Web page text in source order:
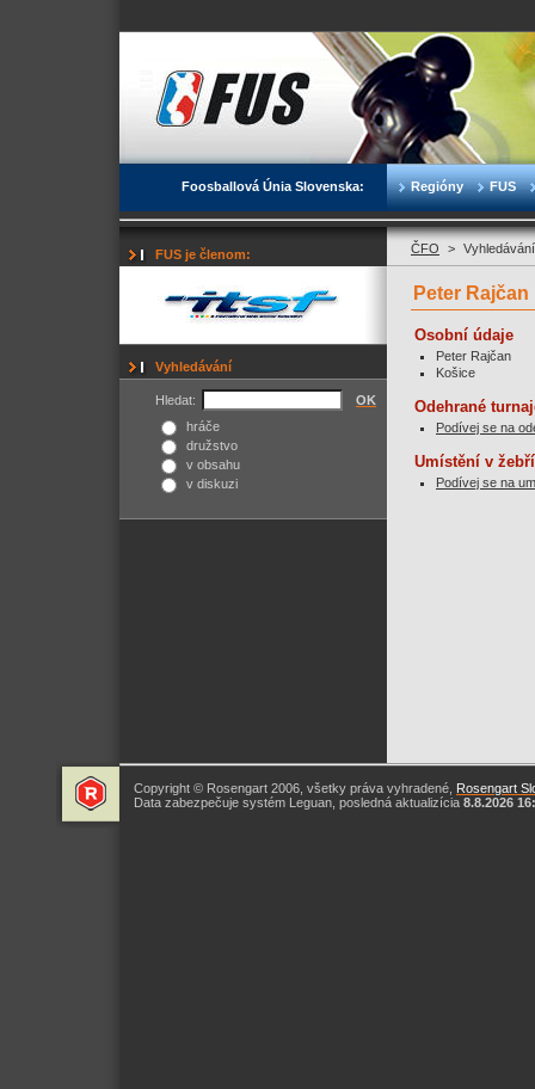
Foosballová Únia Slovenska: Regióny FUS
FUS je členom:
Vyhledávání
Hledat:
OK
hráče
družstvo
v obsahu
v diskuzi
ČFO >
Peter Rajčan
Osobní údaje
Peter Rajčan
Košice
Odehrané
Podívej se na
Umístění v
Podívej se na
Copyright © Rosengart 2006, všetky práva vyhradené, Rosengart
Data zabezpečuje systém Leguan, posledná aktualizícia 8.8.2026